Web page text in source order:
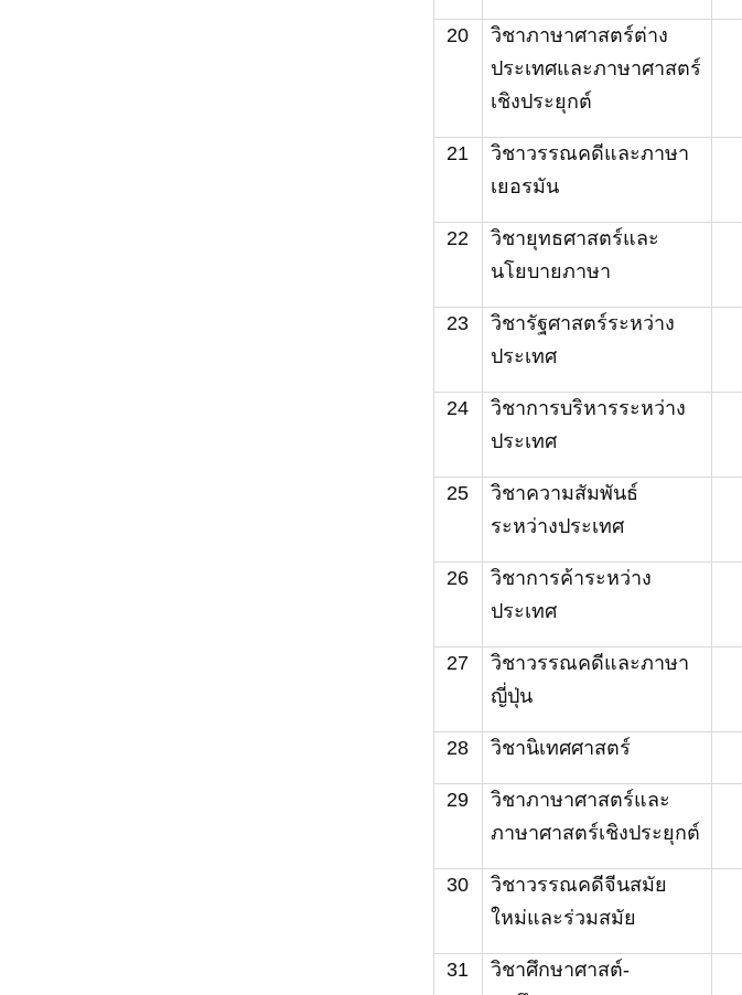
20 วิชาภาษาศาสตร์ต่าง
ประเทศและภาษาศาสตร์
เชิงประยุกต์
21 วิชาวรรณคดีและภาษา
เยอรมัน
22
วิชายุทธศาสตร์และ
นโยบายภาษา
23
วิชารัฐศาสตร์ระหว่าง
ประเทศ
24
วิชาการบริหารระหว่าง
ประเทศ
25
วิชาความสัมพันธ์
ระหว่างประเทศ
26
วิชาการค้าระหว่าง
ประเทศ
27 วิชาวรรณคดีและภาษา
ญี่ปุ่น
28 วิชานิเทศศาสตร์
29
วิชาภาษาศาสตร์และ
ภาษาศาสตร์เชิงประยุกต์
30
วิชาวรรณคดีจีนสมัย
ใหม่และร่วมสมัย
31 วิชาศึกษาศาสต์-